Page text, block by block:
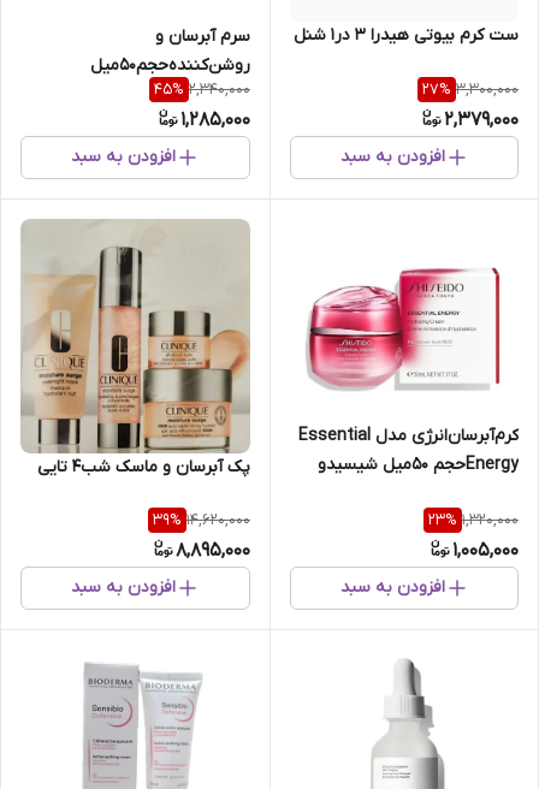
ست‌ کرم‌ بیوتی‌ هیدرا 3 در1 شنل
3,300,000
27%
2,379,000
افزودن به سبد
سرم‌ آبرسان‌ و
روشن‌کننده‌حجم50میل
2,340,000
45%
1,285,000
افزودن به سبد
کرم‌آبرسان‌انرژی مدل Essential
Energyحجم 50میل شیسیدو
1,320,000
23%
1,005,000
افزودن به سبد
پک‌ آبرسان‌ و ماسک‌ شب4 تایی
14,620,000
39%
8,895,000
افزودن به سبد